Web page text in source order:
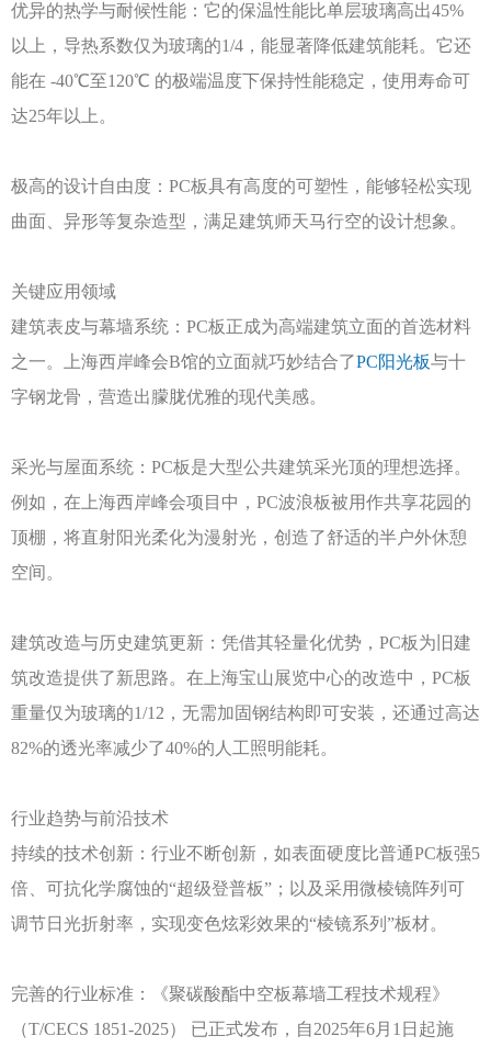
优异的热学与耐候性能：它的保温性能比单层玻璃高出45%
以上，导热系数仅为玻璃的1/4，能显著降低建筑能耗。它还
能在 -40℃至120℃ 的极端温度下保持性能稳定，使用寿命可
达25年以上。
极高的设计自由度： PC板具有高度的可塑性，能够轻松实现
曲面、异形等复杂造型，满足建筑师天马行空的设计想象。
关键应用领域
建筑表皮与幕墙系统： PC板正成为高端建筑立面的首选材料
之一。上海西岸峰会B馆的立面就巧妙结合了PC阳光板与十
字钢龙骨，营造出朦胧优雅的现代美感。
采光与屋面系统： PC板是大型公共建筑采光顶的理想选择。
例如，在上海西岸峰会项目中，PC波浪板被用作共享花园的
顶棚，将直射阳光柔化为漫射光，创造了舒适的半户外休憩
空间。
建筑改造与历史建筑更新：凭借其轻量化优势， PC板为旧建
筑改造提供了新思路。在上海宝山展览中心的改造中，PC板
重量仅为玻璃的1/12，无需加固钢结构即可安装，还通过高达
82%的透光率减少了40%的人工照明能耗。
行业趋势与前沿技术
持续的技术创新：行业不断创新，如表面硬度比普通PC板强5
倍、可抗化学腐蚀的“超级登普板”；以及采用微棱镜阵列可
调节日光折射率，实现变色炫彩效果的“棱镜系列”板材。
完善的行业标准：《聚碳酸酯中空板幕墙工程技术规程》
（T/CECS 1851-2025） 已正式发布，自2025年6月1日起施